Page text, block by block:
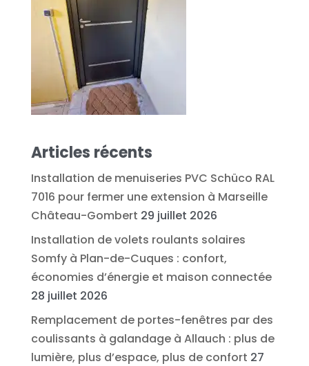
Articles récents
Installation de menuiseries PVC Schüco RAL
7016 pour fermer une extension à Marseille
Château-Gombert 29 juillet 2026
Installation de volets roulants solaires
Somfy à Plan-de-Cuques : confort,
économies d’énergie et maison connectée
28 juillet 2026
Remplacement de portes-fenêtres par des
coulissants à galandage à Allauch : plus de
lumière, plus d’espace, plus de confort 27